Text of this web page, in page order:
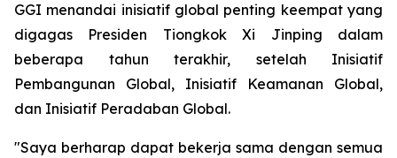
GGI menandai inisiatif global penting keempat yang
digagas Presiden Tiongkok Xi Jinping dalam
beberapa tahun terakhir, setelah Inisiatif
Pembangunan Global, Inisiatif Keamanan Global,
dan Inisiatif Peradaban Global.
"Saya berharap dapat bekerja sama dengan semua